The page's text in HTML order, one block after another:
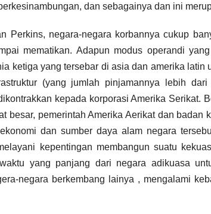
dan sebagainya dan ini
Perkins, negara-negara korbannya cukup
mematikan. Adapun modus operandi
ketiga yang tersebar di asia dan amerika
(yang jumlah pinjamannya lebih
kepada korporasi Amerika Serikat.
besar, pemerintah Amerika Aerikat dan
dan sumber daya alam negara
kepentingan membangun suatu
yang panjang dari negara adikuasa
negara berkembang lainya , mengalami